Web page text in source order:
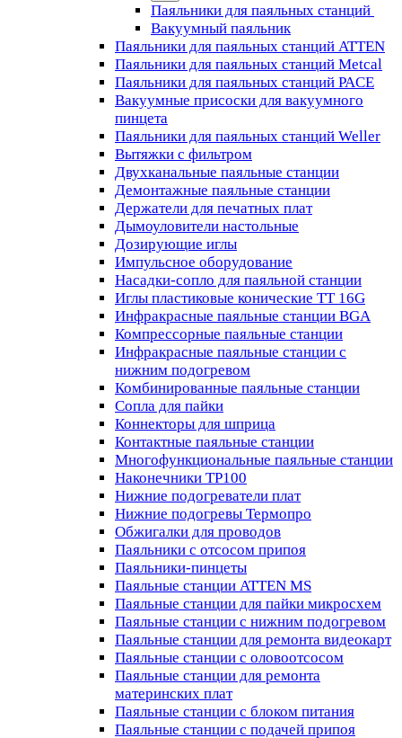
Паяльники для паяльных станций
Вакуумный паяльник
Паяльники для паяльных станций ATTEN
Паяльники для паяльных станций Metcal
Паяльники для паяльных станций PACE
Вакуумные присоски для вакуумного
пинцета
Паяльники для паяльных станций Weller
Вытяжки с фильтром
Двухканальные паяльные станции
Демонтажные паяльные станции
Держатели для печатных плат
Дымоуловители настольные
Дозирующие иглы
Импульсное оборудование
Насадки-сопло для паяльной станции
Иглы пластиковые конические TT 16G
Инфракрасные паяльные станции BGA
Компрессорные паяльные станции
Инфракрасные паяльные станции с
нижним подогревом
Комбинированные паяльные станции
Сопла для пайки
Коннекторы для шприца
Контактные паяльные станции
Многофункциональные паяльные станции
Наконечники TP100
Нижние подогреватели плат
Нижние подогревы Термопро
Обжигалки для проводов
Паяльники с отсосом припоя
Паяльники-пинцеты
Паяльные станции ATTEN MS
Паяльные станции для пайки микросхем
Паяльные станции с нижним подогревом
Паяльные станции для ремонта видеокарт
Паяльные станции с оловоотсосом
Паяльные станции для ремонта
материнских плат
Паяльные станции с блоком питания
Паяльные станции с подачей припоя